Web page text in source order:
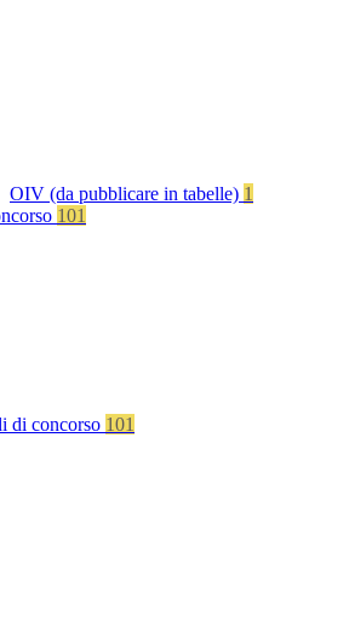
OIV (da pubblicare in tabelle) 1
101
di concorso 101